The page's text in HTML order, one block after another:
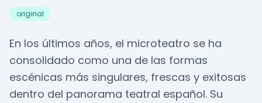
original
En los últimos años, el microteatro se ha
consolidado como una de las formas
escénicas más singulares, frescas y exitosas
dentro del panorama teatral español. Su